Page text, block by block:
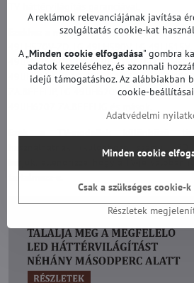
Ezekhez a modellekhez alkalmas:LG
49LH570V-ZD, LG 49LH590V, LG
49UH6030-UD, LG 49UH603V, LG
49UH610A-UJ, LG 49UH610V, LG
ZA.BEEFLJP, LG 49UH620V, LG 49UH650V-
használhatnak (különböző számú
kérjük, ellenőrizze, hogy a TV-je valóban
A reklámok relevanciájának javítása
szolgáltatás cookie-kat
A „Minden cookie elfogadása" gombra
adatok kezeléséhez, és azonnali
idejű támogatáshoz. Az alábbiakban
cookie-
Adatvédelmi
Részletek
Minden cookie
Csak a szükséges cookie-